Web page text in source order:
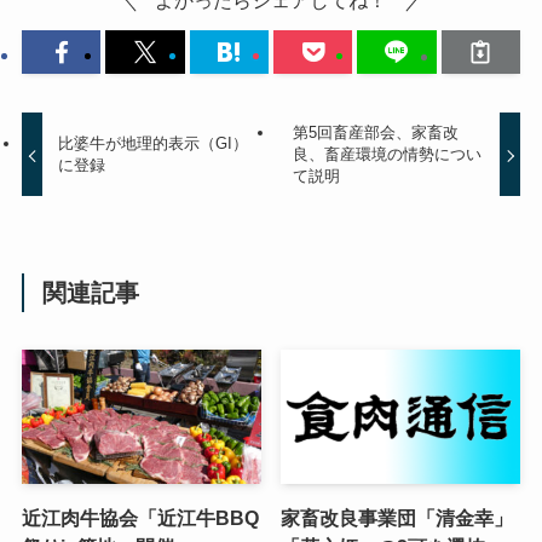
比婆牛が地理的表示（GI）
に登録
第5回畜産部会、家畜改
良、畜産環境の情勢につい
て説明
関連記事
近江肉牛協会「近江牛BBQ
家畜改良事業団「清金幸」